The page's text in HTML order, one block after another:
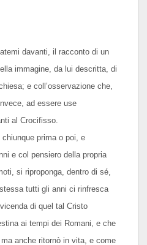
davanti, il racconto di un
immagine, da lui descritta, di
e coll’osservazione che,
ad essere use
al Crocifisso.
prima o poi, e
e col pensiero della propria
si riproponga, dentro di sé,
tutti gli anni ci rinfresca
di quel tal Cristo
ai tempi dei Romani, e che
anche ritornò in vita, e come